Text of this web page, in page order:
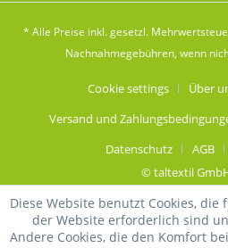
* Alle Preise inkl. gesetzl.
Nachnahmegebühren, wenn
Cookie settings Über
Versand und
Datenschutz
AGB
© taltextil
Diese Website benutzt Cookies,
der Website erforderlich sind
Andere Cookies, die den Komfort